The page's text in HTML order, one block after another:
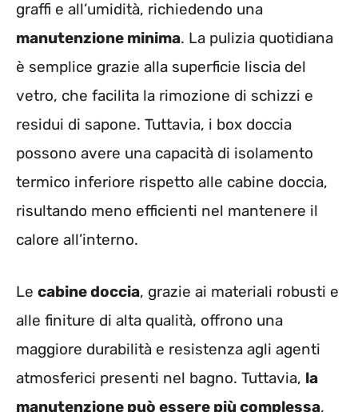
graffi e all’umidità, richiedendo una
manutenzione minima. La pulizia quotidiana
è semplice grazie alla superficie liscia del
vetro, che facilita la rimozione di schizzi e
residui di sapone. Tuttavia, i box doccia
possono avere una capacità di isolamento
termico inferiore rispetto alle cabine doccia,
risultando meno efficienti nel mantenere il
calore all’interno.
Le cabine doccia, grazie ai materiali robusti e
alle finiture di alta qualità, offrono una
maggiore durabilità e resistenza agli agenti
atmosferici presenti nel bagno. Tuttavia, la
manutenzione può essere più complessa,